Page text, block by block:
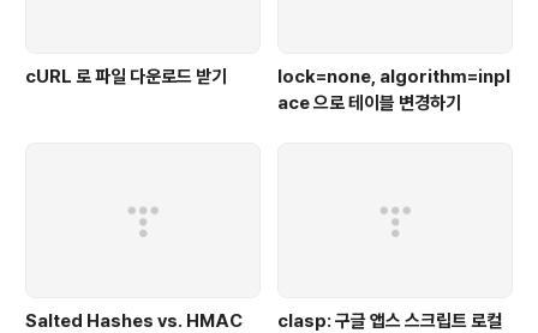
cURL 로 파일 다운로드 받기
lock=none, algorithm=inpl
ace 으로 테이블 변경하기
Salted Hashes vs. HMAC
clasp: 구글 앱스 스크립트 로컬